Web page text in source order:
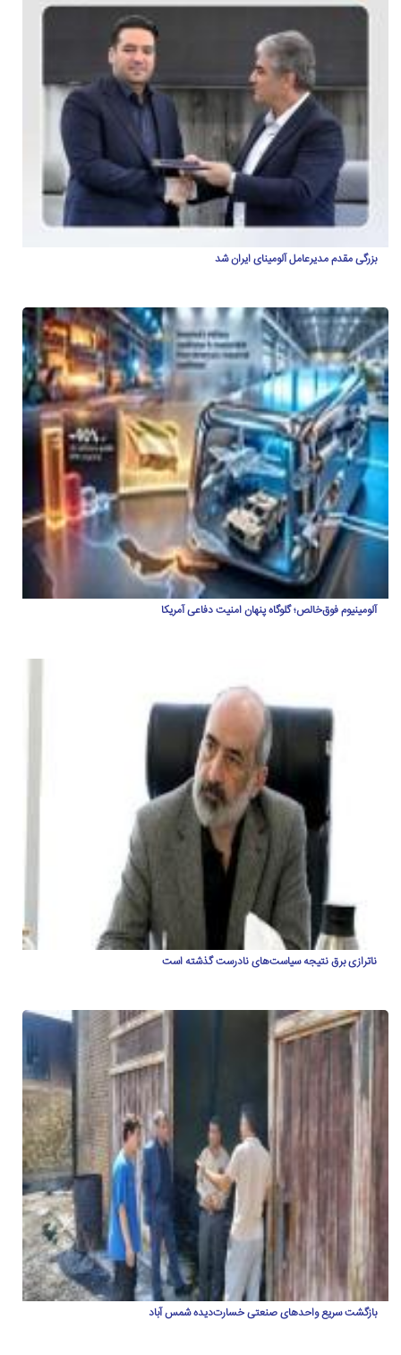
بزرگی مقدم مدیرعامل آلومینای ایران شد
آلومینیوم فوق‌خالص؛ گلوگاه پنهان امنیت دفاعی آمریکا
ناترازی برق نتیجه سیاست‌های نادرست گذشته است
بازگشت سریع واحدهای صنعتی خسارت‌دیده شمس آباد